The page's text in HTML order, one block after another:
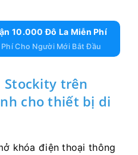
10.000 Đô La Miễn Phí
Cho Người Mới Bắt Đầu
trên
cho thiết bị di
khóa điện thoại thông